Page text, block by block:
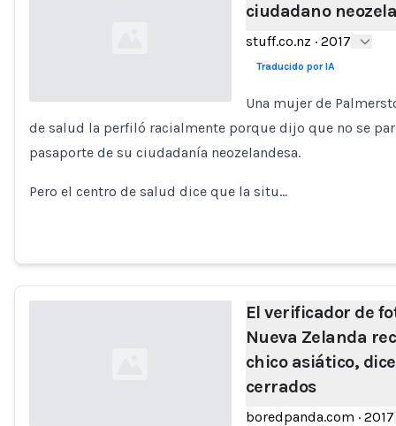
ciudadano
stuff.co.nz · 2017
Traducido por IA
Una mujer de
de salud la perfiló racialmente porque dijo que no se
pasaporte de su ciudadanía neozelandesa.
Pero el centro de salud dice que la situ…
El verificador de
Nueva Zelanda
chico asiático,
cerrados
boredpanda.com · 2017